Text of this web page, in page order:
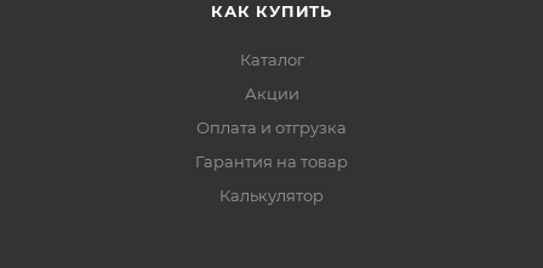
КАК КУПИТЬ
Каталог
Акции
Оплата и отгрузка
Гарантия на товар
Калькулятор